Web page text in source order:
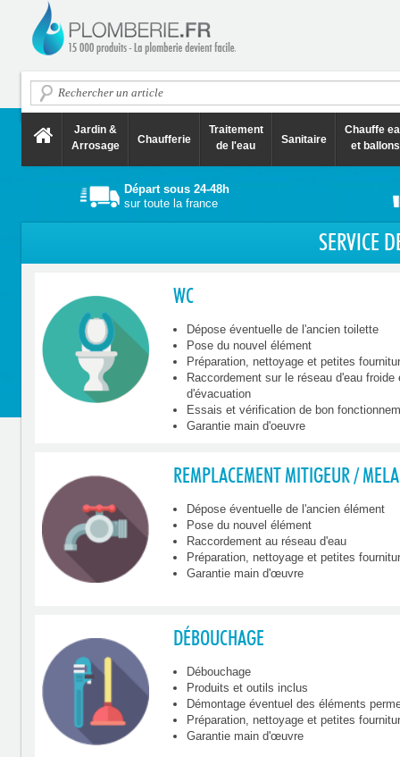
Jardin &
Arrosage
Chaufferie
Traitement
de l'eau
Sanitaire
Chauffe
et ballons
Départ sous 24-48h
sur toute la france
SERVICE
WC
Dépose éventuelle de l'ancien toilette
Pose du nouvel élément
Préparation, nettoyage et petites
Raccordement sur le réseau d'eau
d'évacuation
Essais et vérification de bon
Garantie main d'oeuvre
REMPLACEMENT MITIGEUR /
Dépose éventuelle de l'ancien élément
Pose du nouvel élément
Raccordement au réseau d'eau
Préparation, nettoyage et petites
Garantie main d'œuvre
DÉBOUCHAGE
Débouchage
Produits et outils inclus
Démontage éventuel des éléments
Préparation, nettoyage et petites
Garantie main d'œuvre